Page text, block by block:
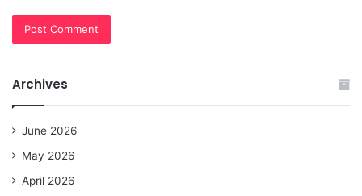
Archives
June 2026
May 2026
April 2026